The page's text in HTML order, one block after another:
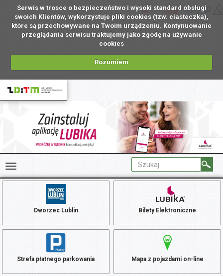
Serwis w trosce o bezpieczeństwo i wysoki standard obsługi
swoich Klientów, wykorzystuje pliki cookies (tzw. ciasteczka),
które są przechowywane na Twoim urządzeniu. Kontynuowanie
przeglądania serwisu traktujemy jako zgodę na używanie
cookies
Rozumiem
PL
Dworzec Lublin Bilety Elektroniczne
Strefa płatnego parkowania Mapa z pojazdami on-line